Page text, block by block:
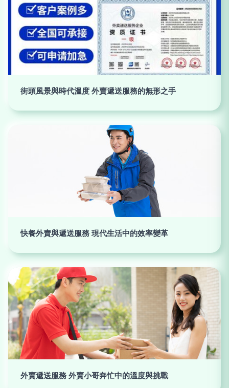
街頭風景與時代溫度 外賣遞送服務的無形之手
快餐外賣與遞送服務 現代生活中的效率變革
外賣遞送服務 外賣小哥奔忙中的溫度與挑戰